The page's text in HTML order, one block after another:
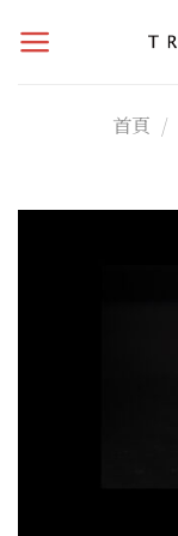
首頁 /